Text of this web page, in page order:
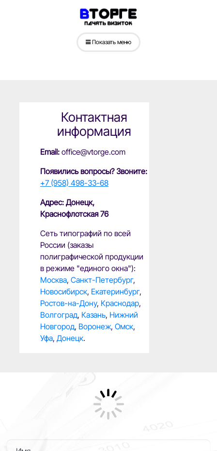
Показать меню
Контактная
информация
Email: office@vtorge.com
Появились вопросы? Звоните:
+7 (958) 498-33-68
Адрес: Донецк,
Краснофлотская 76
Сеть типографий по всей
России (заказы
полиграфической продукции
в режиме "единого окна"):
Москва, Санкт-Петербург,
Новосибирск, Екатеринбург,
Ростов-на-Дону, Краснодар,
Волгоград, Казань, Нижний
Новгород, Воронеж, Омск,
Уфа, Донецк.